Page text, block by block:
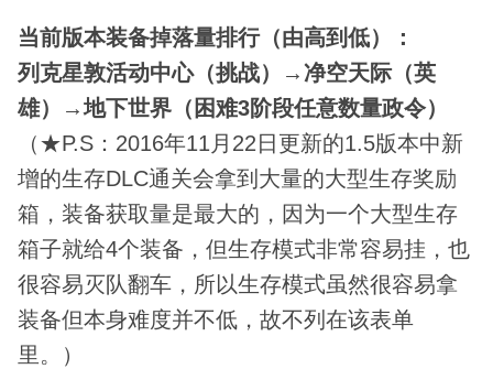
当前版本装备掉落量排行（由高到低）：
列克星敦活动中心（挑战）→净空天际（英
雄）→地下世界（困难3阶段任意数量政令）
（★P.S：2016年11月22日更新的1.5版本中新
增的生存DLC通关会拿到大量的大型生存奖励
箱，装备获取量是最大的，因为一个大型生存
箱子就给4个装备，但生存模式非常容易挂，也
很容易灭队翻车，所以生存模式虽然很容易拿
装备但本身难度并不低，故不列在该表单
里。）